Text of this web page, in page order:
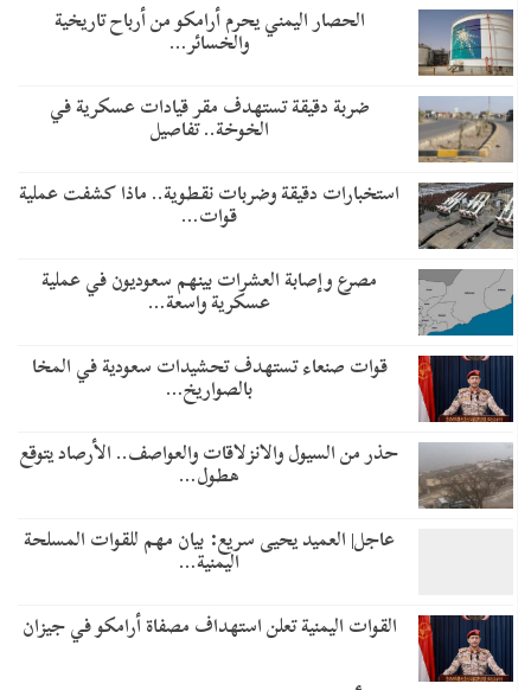
الحصار اليمني يحرم أرامكو من أرباح تاريخية
والخسائر…
ضربة دقيقة تستهدف مقر قيادات عسكرية في
الخوخة.. تفاصيل
استخبارات دقيقة وضربات نقطوية.. ماذا كشفت عملية
قوات…
مصرع وإصابة العشرات بينهم سعوديون في عملية
عسكرية واسعة…
قوات صنعاء تستهدف تحشيدات سعودية في المخا
بالصواريخ…
حذر من السيول والانزلاقات والعواصف.. الأرصاد يتوقع
هطول…
عاجل| العميد يحيى سريع: بيان مهم للقوات المسلحة
اليمنية…
القوات اليمنية تعلن استهداف مصفاة أرامكو في جيزان